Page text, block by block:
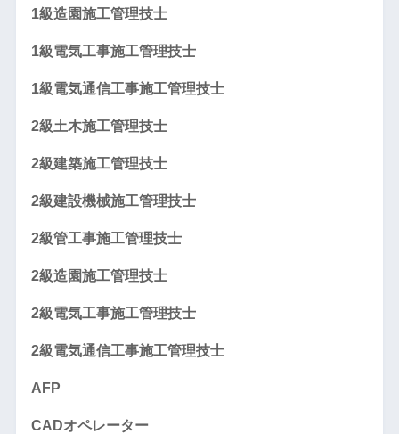
1級造園施工管理技士
1級電気工事施工管理技士
1級電気通信工事施工管理技士
2級土木施工管理技士
2級建築施工管理技士
2級建設機械施工管理技士
2級管工事施工管理技士
2級造園施工管理技士
2級電気工事施工管理技士
2級電気通信工事施工管理技士
AFP
CADオペレーター